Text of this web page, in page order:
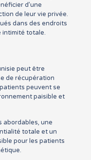
d’une
de leur vie privée.
dans des endroits
intimité totale.
peut être
de récupération
peuvent se
paisible et
abordables, une
totale et un
pour les patients